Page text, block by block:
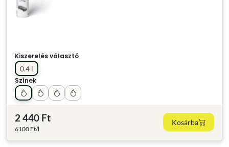
Kiszerelés választó
0.4 l
Színek
2 440 Ft
6100 Ft/l
Kosárba